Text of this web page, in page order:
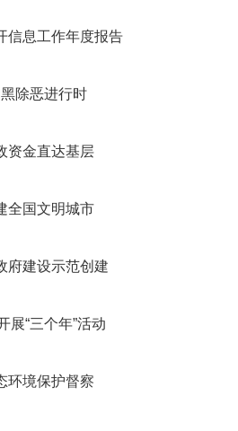
信息工作年度报告
除恶进行时
资金直达基层
全国文明城市
府建设示范创建
展“三个年”活动
环境保护督察